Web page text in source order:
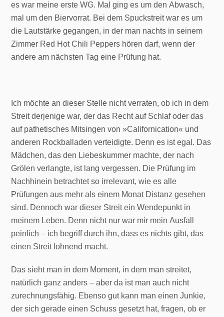
es war meine erste WG. Mal ging es um den Abwasch,
mal um den Biervorrat. Bei dem Spuckstreit war es um
die Lautstärke gegangen, in der man nachts in seinem
Zimmer Red Hot Chili Peppers hören darf, wenn der
andere am nächsten Tag eine Prüfung hat.
Ich möchte an dieser Stelle nicht verraten, ob ich in dem
Streit derjenige war, der das Recht auf Schlaf oder das
auf pathetisches Mitsingen von »Californication« und
anderen Rockballaden verteidigte. Denn es ist egal. Das
Mädchen, das den Liebeskummer machte, der nach
Grölen verlangte, ist lang vergessen. Die Prüfung im
Nachhinein betrachtet so irrelevant, wie es alle
Prüfungen aus mehr als einem Monat Distanz gesehen
sind. Dennoch war dieser Streit ein Wendepunkt in
meinem Leben. Denn nicht nur war mir mein Ausfall
peinlich – ich begriff durch ihn, dass es nichts gibt, das
einen Streit lohnend macht.
Das sieht man in dem Moment, in dem man streitet,
natürlich ganz anders – aber da ist man auch nicht
zurechnungsfähig. Ebenso gut kann man einen Junkie,
der sich gerade einen Schuss gesetzt hat, fragen, ob er